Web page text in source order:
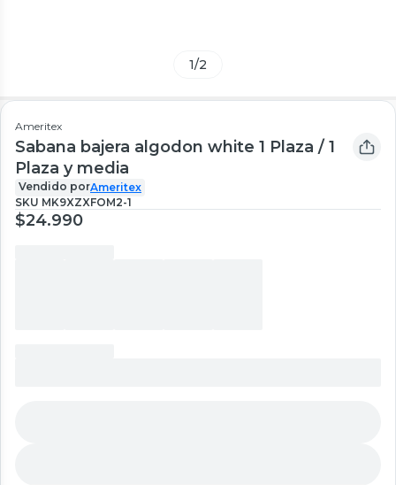
1/2
Ameritex
Sabana bajera algodon white 1 Plaza / 1
Plaza y media
Vendido porAmeritex
SKU MK9XZXFOM2-1
$24.990